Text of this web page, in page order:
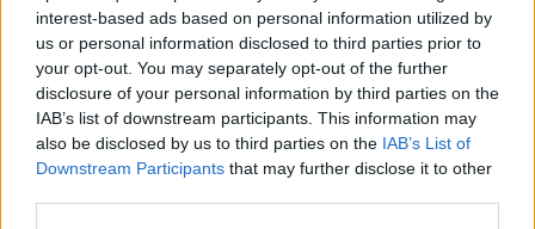
interest-based ads based on personal information utilized by
us or personal information disclosed to third parties prior to
your opt-out. You may separately opt-out of the further
disclosure of your personal information by third parties on the
IAB’s list of downstream participants. This information may
also be disclosed by us to third parties on the IAB’s List of
Downstream Participants that may further disclose it to other